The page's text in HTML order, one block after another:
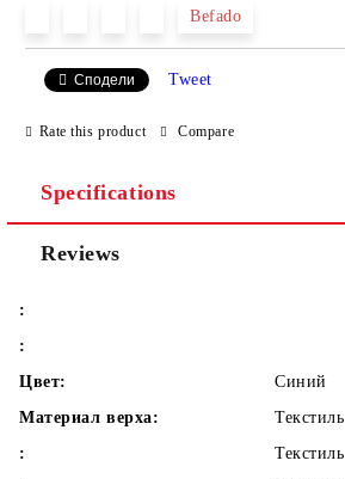
We will contact you to finalize the order
Befado
Сподели Tweet
Rate this product Compare
Specifications
Reviews
:
:
Цвет:
Синий
Материал верха:
Текстиль
:
Текстиль